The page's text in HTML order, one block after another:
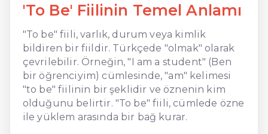
'To Be' Fiilinin Temel Anlamı
"To be" fiili, varlık, durum veya kimlik
bildiren bir fiildir. Türkçede "olmak" olarak
çevrilebilir. Örneğin, "I am a student" (Ben
bir öğrenciyim) cümlesinde, "am" kelimesi
"to be" fiilinin bir şeklidir ve öznenin kim
olduğunu belirtir. "To be" fiili, cümlede özne
ile yüklem arasında bir bağ kurar.